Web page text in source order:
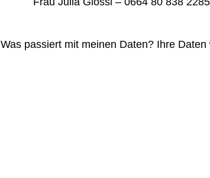
Was passiert mit meinen Daten? Ihre